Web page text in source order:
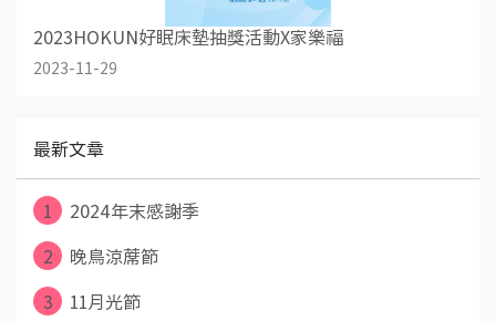
2023HOKUN好眠床墊抽獎活動X家樂福
2023-11-29
最新文章
1
2024年末感謝季
2
晚鳥涼蓆節
3
11月光節